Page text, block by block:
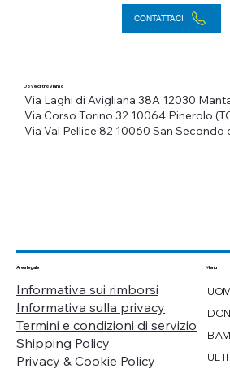
CONTATTACI
Dove ci troviamo
Via Laghi di Avigliana 38A 12030
Via Val Pellice 82 10060 San Secondo
Via Corso Torino 32 10064 Pinerolo
Area legale
Informativa sui rimborsi
Informativa sulla privacy
Termini e condizioni di servizio
Shipping Policy
Privacy & Cookie Policy
Menu